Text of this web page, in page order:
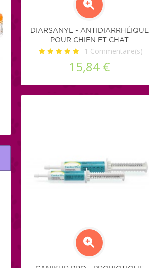
DIARSANYL - ANTIDIARRHÉIQUE
POUR CHIEN ET CHAT
1 Commentaire(s)
15,84 €